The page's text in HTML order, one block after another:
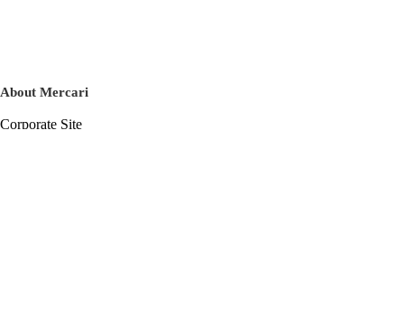
About Mercari
Corporate Site